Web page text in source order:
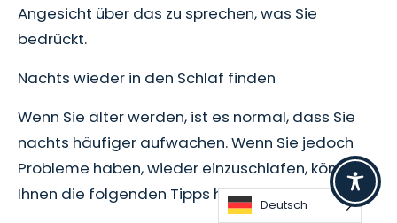
Angesicht über das zu sprechen, was Sie
bedrückt.
Nachts wieder in den Schlaf finden
Wenn Sie älter werden, ist es normal, dass Sie
nachts häufiger aufwachen. Wenn Sie jedoch
Probleme haben, wieder einzuschlafen, können
Ihnen die folgenden Tipps helfen:
Deutsch